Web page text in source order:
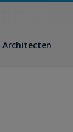
Architecten